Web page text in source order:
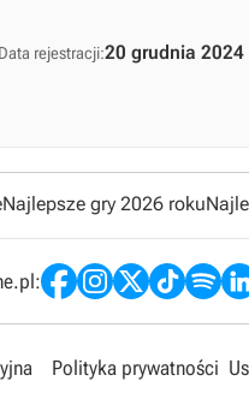
Data rejestracji:20 grudnia 2024
Najlepsze gry 2026 roku
Polityka prywatności